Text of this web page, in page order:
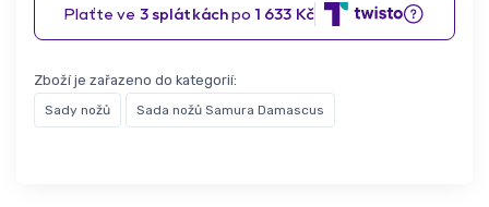
Zboží je zařazeno do kategorií:
Sady nožů Sada nožů Samura Damascus